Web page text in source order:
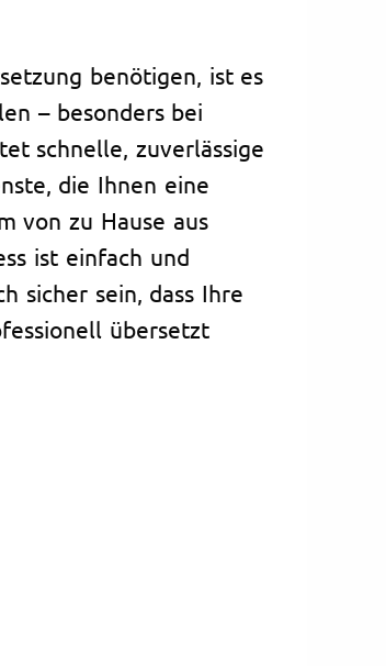
benötigen, ist es
– besonders bei
schnelle, zuverlässige
die Ihnen eine
von zu Hause aus
ist einfach und
sicher sein, dass Ihre
übersetzt